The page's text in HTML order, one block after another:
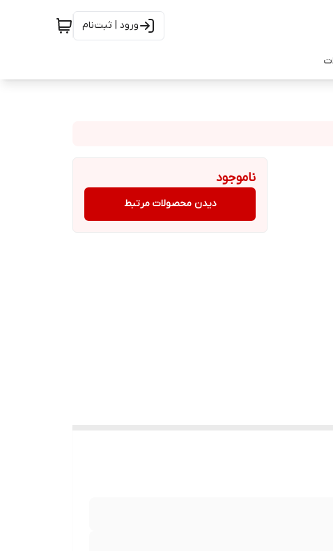
ورود | ثبت‌نام
ناموجود
دیدن محصولات مرتبط